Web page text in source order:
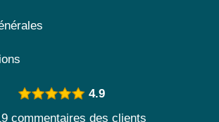
4.9
commentaires des clients